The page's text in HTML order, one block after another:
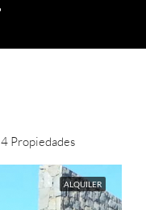
4 Propiedades
ALQUILER